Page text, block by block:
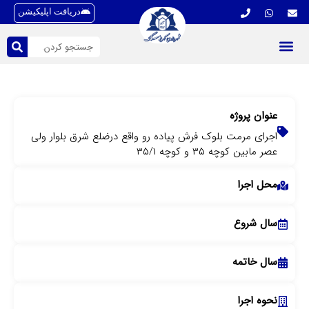
دریافت اپلیکیشن
عنوان پروژه
اجرای مرمت بلوک فرش پیاده رو واقع درضلع شرق بلوار ولی
عصر مابین کوچه ۳۵ و کوچه ۳۵/۱
محل اجرا
سال شروع
سال خاتمه
نحوه اجرا